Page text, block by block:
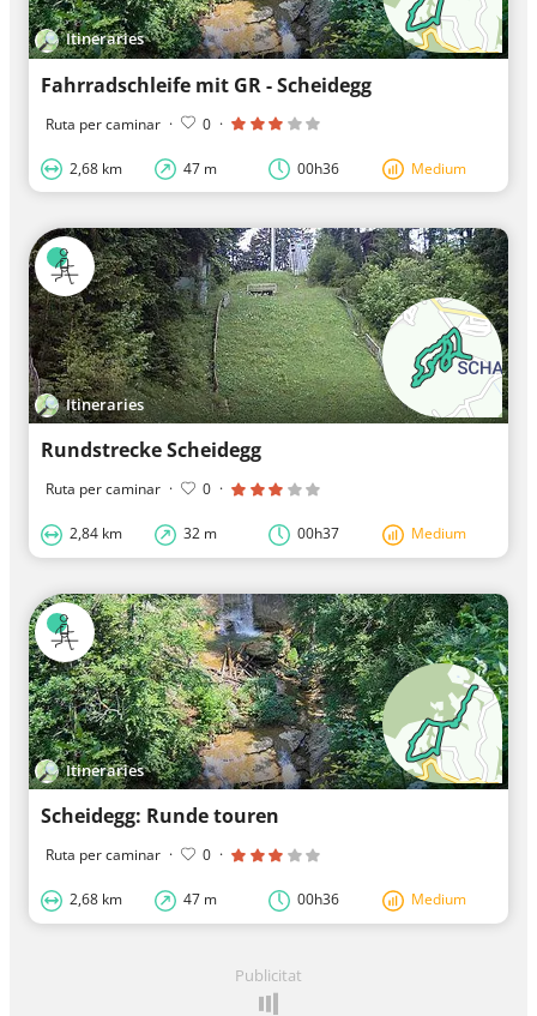
Itineraries
Fahrradschleife mit GR - Scheidegg
Ruta per caminar · 0 ·
2,68 km 47 m 00h36 Medium
Itineraries
Rundstrecke Scheidegg
Ruta per caminar · 0 ·
2,84 km 32 m 00h37 Medium
Itineraries
Scheidegg: Runde touren
Ruta per caminar · 0 ·
2,68 km 47 m 00h36 Medium
Publicitat